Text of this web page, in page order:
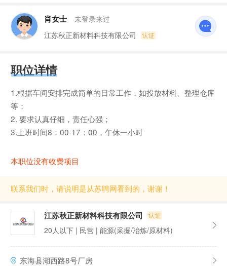
肖女士
未登录来过
江苏秋正新材料科技有限公司
职位详情
1.根据车间安排完成简单的日常工作，如投放材料、整理仓库
等；
2. 要求认真仔细，责任心强；
3.上班时间8：00-17：00，午休一小时
本职位没有收费项目
联系我们时，请说明是从苏聘网看到的，谢谢！
江苏秋正新材料科技有限公司
20人以下 | 民营 | 能源(采掘/冶炼/原材料)
东海县湖西路8号厂房